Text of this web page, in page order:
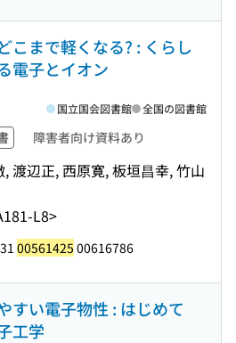
こまで軽くなる? : くらし
電子とイオン
障害者向け資料あり
渡辺正, 西原寛, 板垣昌幸, 竹山
L8>
国立国会図書館 全国の図書館
00561425 00616786
すい電子物性 : はじめて
工学